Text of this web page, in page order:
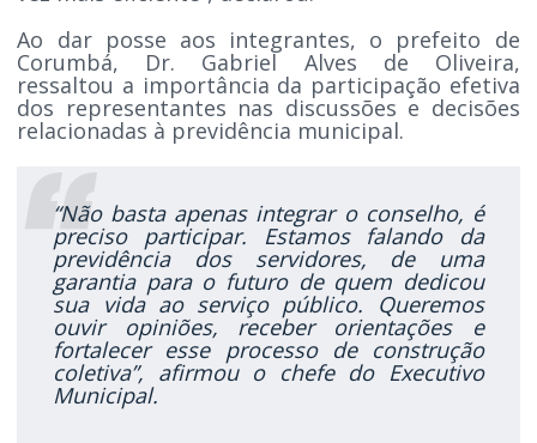
Ao dar posse aos integrantes, o prefeito de
Corumbá, Dr. Gabriel Alves de Oliveira,
ressaltou a importância da participação efetiva
dos representantes nas discussões e decisões
relacionadas à previdência municipal.
“Não basta apenas integrar o conselho, é
preciso participar. Estamos falando da
previdência dos servidores, de uma
garantia para o futuro de quem dedicou
sua vida ao serviço público. Queremos
ouvir opiniões, receber orientações e
fortalecer esse processo de construção
coletiva”, afirmou o chefe do Executivo
Municipal.